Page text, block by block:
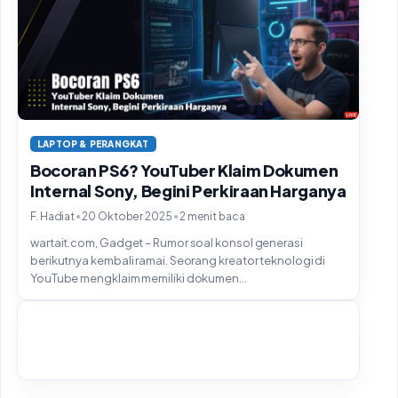
LAPTOP & PERANGKAT
Bocoran PS6? YouTuber Klaim Dokumen
Internal Sony, Begini Perkiraan Harganya
F. Hadiat•20 Oktober 2025 •2 menit baca
wartait.com, Gadget – Rumor soal konsol generasi
berikutnya kembali ramai. Seorang kreator teknologi di
YouTube mengklaim memiliki dokumen...